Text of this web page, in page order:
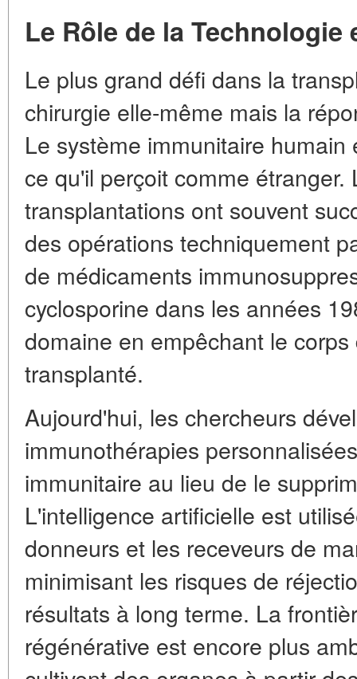
Le Rôle de la
Le plus grand défi dans la
chirurgie elle-même mais la
Le système immunitaire
ce qu'il perçoit comme
transplantations ont souvent
des opérations techniquement
de médicaments
cyclosporine dans les années
domaine en empêchant le
transplanté.
Aujourd'hui, les chercheurs
immunothérapies
immunitaire au lieu de le
L'intelligence artificielle est
donneurs et les receveurs de
minimisant les risques de
résultats à long terme. La
régénérative est encore plus